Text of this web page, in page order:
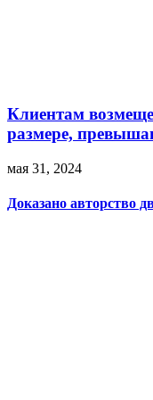
Клиентам
размере,
мая 31, 2024
Доказано авторство